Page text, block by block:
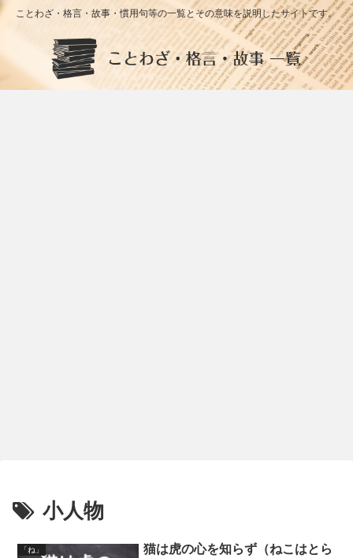
ことわざ・格言・故事・慣用句等の一覧とその意味を説明したサイトです。
小人物
「ね」
猫は虎の心を知らず（ねこはとら